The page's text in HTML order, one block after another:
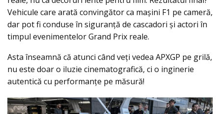
Vehicule care arată convingător ca mașini F1 pe cameră,
dar pot fi conduse în siguranță de cascadori și actori în
timpul evenimentelor Grand Prix reale.
Asta înseamnă că atunci când veți vedea APXGP pe grilă,
nu este doar o iluzie cinematografică, ci o inginerie
autentică cu performanțe pe măsură!